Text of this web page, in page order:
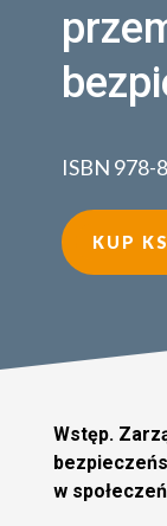
ISBN 978-
KUP
Wstęp.
w